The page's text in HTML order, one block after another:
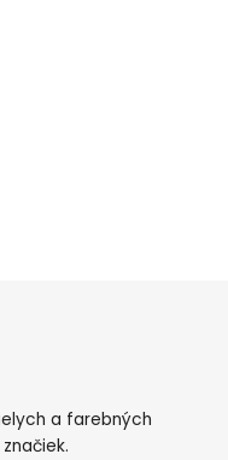
a farebných